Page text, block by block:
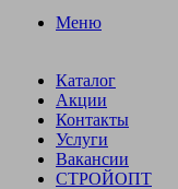
Меню
Каталог
Акции
Контакты
Услуги
Вакансии
СТРОЙОПТ